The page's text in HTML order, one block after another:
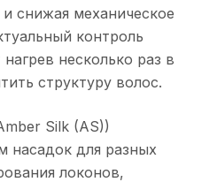
снижая механическое
контроль
несколько раз в
структуру волос.
Silk (AS))
насадок для разных
локонов,